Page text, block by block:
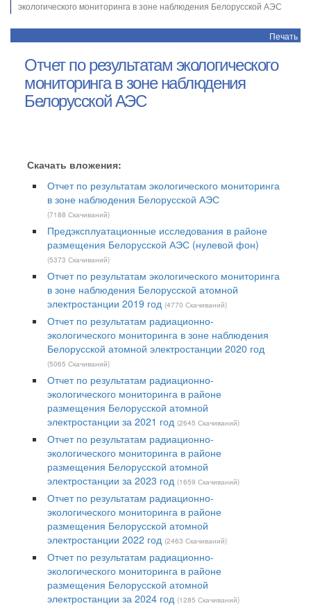
экологического мониторинга в зоне наблюдения Белорусской АЭС
Печать
Отчет по результатам экологического
мониторинга в зоне наблюдения
Белорусской АЭС
Скачать вложения:
Отчет по результатам экологического мониторинга
в зоне наблюдения Белорусской АЭС
(7188 Скачиваний)
Предэксплуатационные исследования в районе
размещения Белорусской АЭС (нулевой фон)
(5373 Скачиваний)
Отчет по результатам экологического мониторинга
в зоне наблюдения Белорусской атомной
электростанции 2019 год (4770 Скачиваний)
Отчет по результатам радиационно-
экологического мониторинга в зоне наблюдения
Белорусской атомной электростанции 2020 год
(5065 Скачиваний)
Отчет по результатам радиационно-
экологического мониторинга в районе
размещения Белорусской атомной
электростанции за 2021 год (2645 Скачиваний)
Отчет по результатам радиационно-
экологического мониторинга в районе
размещения Белорусской атомной
электростанции за 2023 год (1659 Скачиваний)
Отчет по результатам радиационно-
экологического мониторинга в районе
размещения Белорусской атомной
электростанции 2022 год (2463 Скачиваний)
Отчет по результатам радиационно-
экологического мониторинга в районе
размещения Белорусской атомной
электростанции за 2024 год (1285 Скачиваний)